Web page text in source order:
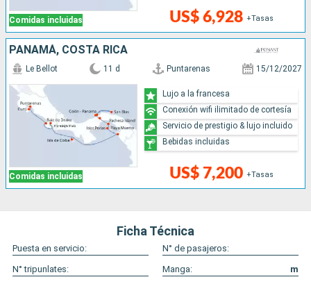
Comidas incluidas US$ 6,928 +Tasas
PANAMÁ, COSTA RICA
Comidas incluidas
Le Bellot 11 d Puntarenas 15/12/2027
US$ 7,200 +Tasas
Lujo a la francesa
Conexión wifi ilimitado de cortesía
Servicio de prestigio & lujo incluido
Bebidas incluidas
Ficha Técnica
Puesta en servicio:
N° de pasajeros:
N° tripunlates:
Manga:
m